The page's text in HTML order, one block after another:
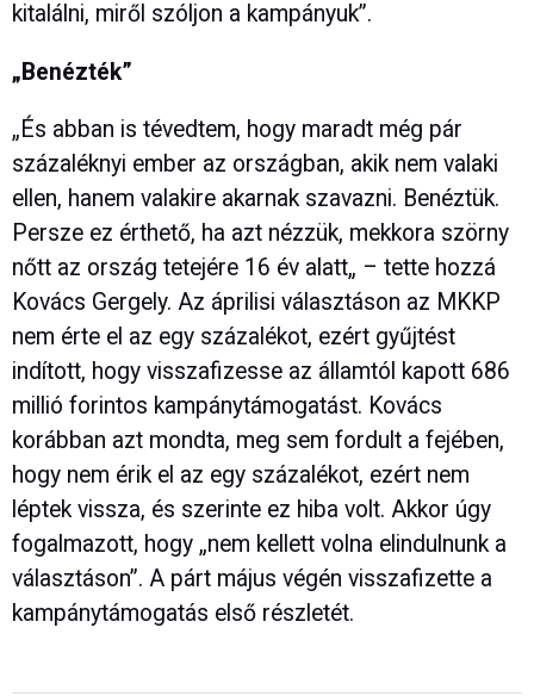
kitalálni, miről szóljon a kampányuk”.
„Benézték”
„És abban is tévedtem, hogy maradt még pár
százaléknyi ember az országban, akik nem valaki
ellen, hanem valakire akarnak szavazni. Benéztük.
Persze ez érthető, ha azt nézzük, mekkora szörny
nőtt az ország tetejére 16 év alatt„ – tette hozzá
Kovács Gergely. Az áprilisi választáson az MKKP
nem érte el az egy százalékot, ezért gyűjtést
indított, hogy visszafizesse az államtól kapott 686
millió forintos kampánytámogatást. Kovács
korábban azt mondta, meg sem fordult a fejében,
hogy nem érik el az egy százalékot, ezért nem
léptek vissza, és szerinte ez hiba volt. Akkor úgy
fogalmazott, hogy „nem kellett volna elindulnunk a
választáson”. A párt május végén visszafizette a
kampánytámogatás első részletét.